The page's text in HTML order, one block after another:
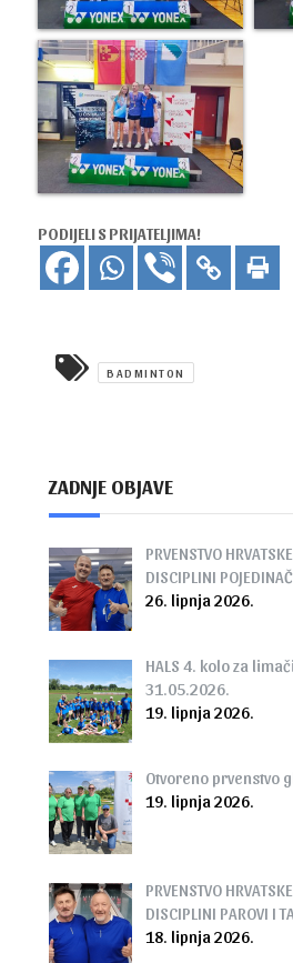
PODIJELI S PRIJATELJIMA!
BADMINTON
ZADNJE OBJAVE
PRVENSTVO
DISCIPLINI
26. lipnja 2026.
HALS 4. kolo za
31.05.2026.
19. lipnja 2026.
Otvoreno prvenstvo
19. lipnja 2026.
PRVENSTVO
DISCIPLINI PAROVI I
18. lipnja 2026.